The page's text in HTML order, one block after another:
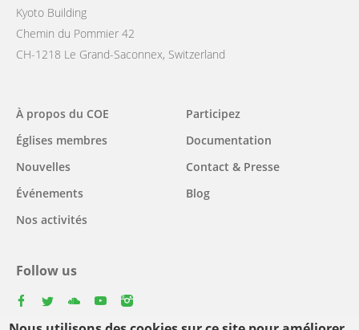
Kyoto Building
Chemin du Pommier 42
CH-1218 Le Grand-Saconnex, Switzerland
Main
navigation
À propos du COE
Églises membres
Nouvelles
Événements
Nos activités
Participez
Documentation
Contact & Presse
Blog
Follow us